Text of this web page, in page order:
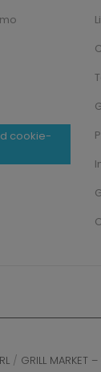
cookie-
/ GRILL MARKET